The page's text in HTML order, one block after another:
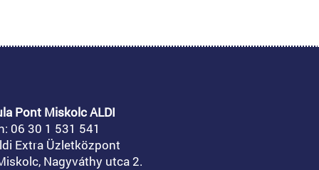
Pont Miskolc ALDI
06 30 1 531 541
Extra Üzletközpont
Nagyváthy utca 2.